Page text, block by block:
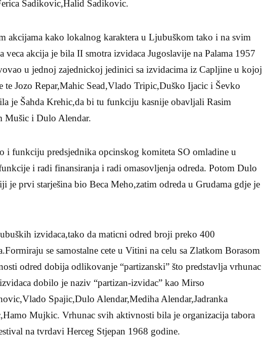
Sadikovic,Halid Sadikovic.
akcijama kako lokalnog karaktera u Ljubuškom tako i na svim
akcija je bila II smotra izvidaca Jugoslavije na Palama 1957
u jednoj zajednickoj jedinici sa izvidacima iz Capljine u kojoj
te Jozo Repar,Mahic Sead,Vlado Tripic,Duško Ijacic i Ševko
je Šahda Krehic,da bi tu funkciju kasnije obavljali Rasim
Mušic i Dulo Alendar.
i funkciju predsjednika opcinskog komiteta SO omladine u
i radi finansiranja i radi omasovljenja odreda. Potom Dulo
je prvi starješina bio Beca Meho,zatim odreda u Grudama gdje je
izvidaca,tako da maticni odred broji preko 400
se samostalne cete u Vitini na celu sa Zlatkom Borasom
odred dobija odlikovanje “partizanski” što predstavlja vrhunac
dobilo je naziv “partizan-izvidac” kao Mirso
Spajic,Dulo Alendar,Mediha Alendar,Jadranka
Mujkic. Vrhunac svih aktivnosti bila je organizacija tabora
na tvrdavi Herceg Stjepan 1968 godine.